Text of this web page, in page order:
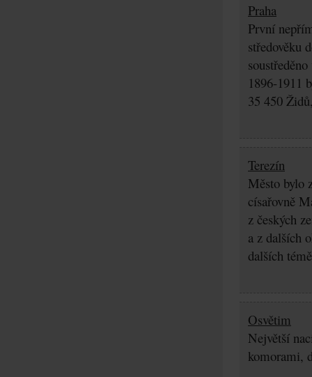
Praha
První
středověku
1896-1911
35 450
Terezín
Město bylo
císařovně
z českých
a z dalších
dalších
Osvětim
Největší
komorami,